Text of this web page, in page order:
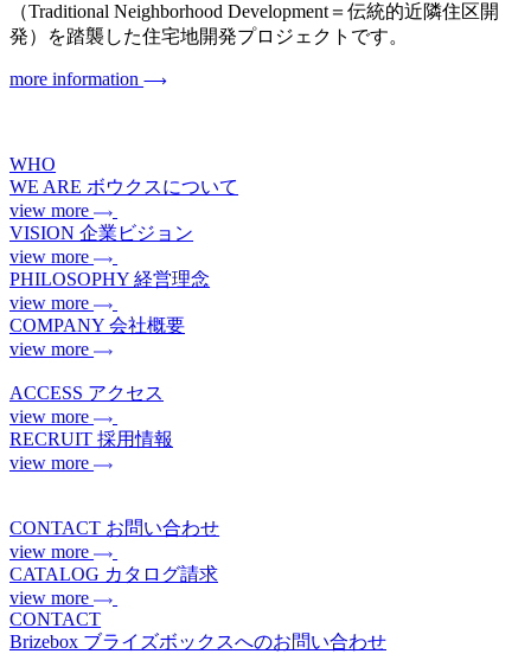
（Traditional Neighborhood Development＝伝統的近隣住区開
発）を踏襲した住宅地開発プロジェクトです。
more information
WHO
WE ARE ボウクスについて
view more
VISION 企業ビジョン
view more
PHILOSOPHY 経営理念
view more
COMPANY 会社概要
view more
ACCESS アクセス
view more
RECRUIT 採用情報
view more
CONTACT お問い合わせ
view more
CATALOG カタログ請求
view more
CONTACT
Brizebox ブライズボックスへのお問い合わせ